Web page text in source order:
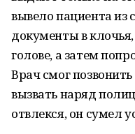
вывело пациента из
документы в
голове, а затем
Врач смог
вызвать наряд
отвлекся, он сумел